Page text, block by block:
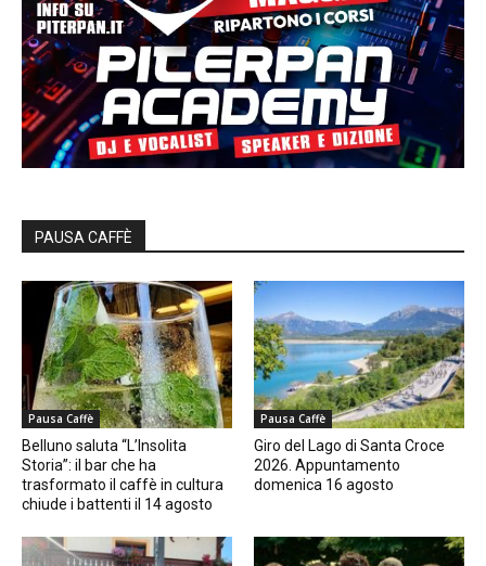
PAUSA CAFFÈ
Pausa Caffè
Belluno saluta “L’Insolita
Storia”: il bar che ha
trasformato il caffè in cultura
chiude i battenti il 14 agosto
Pausa Caffè
Giro del Lago di Santa Croce
2026. Appuntamento
domenica 16 agosto